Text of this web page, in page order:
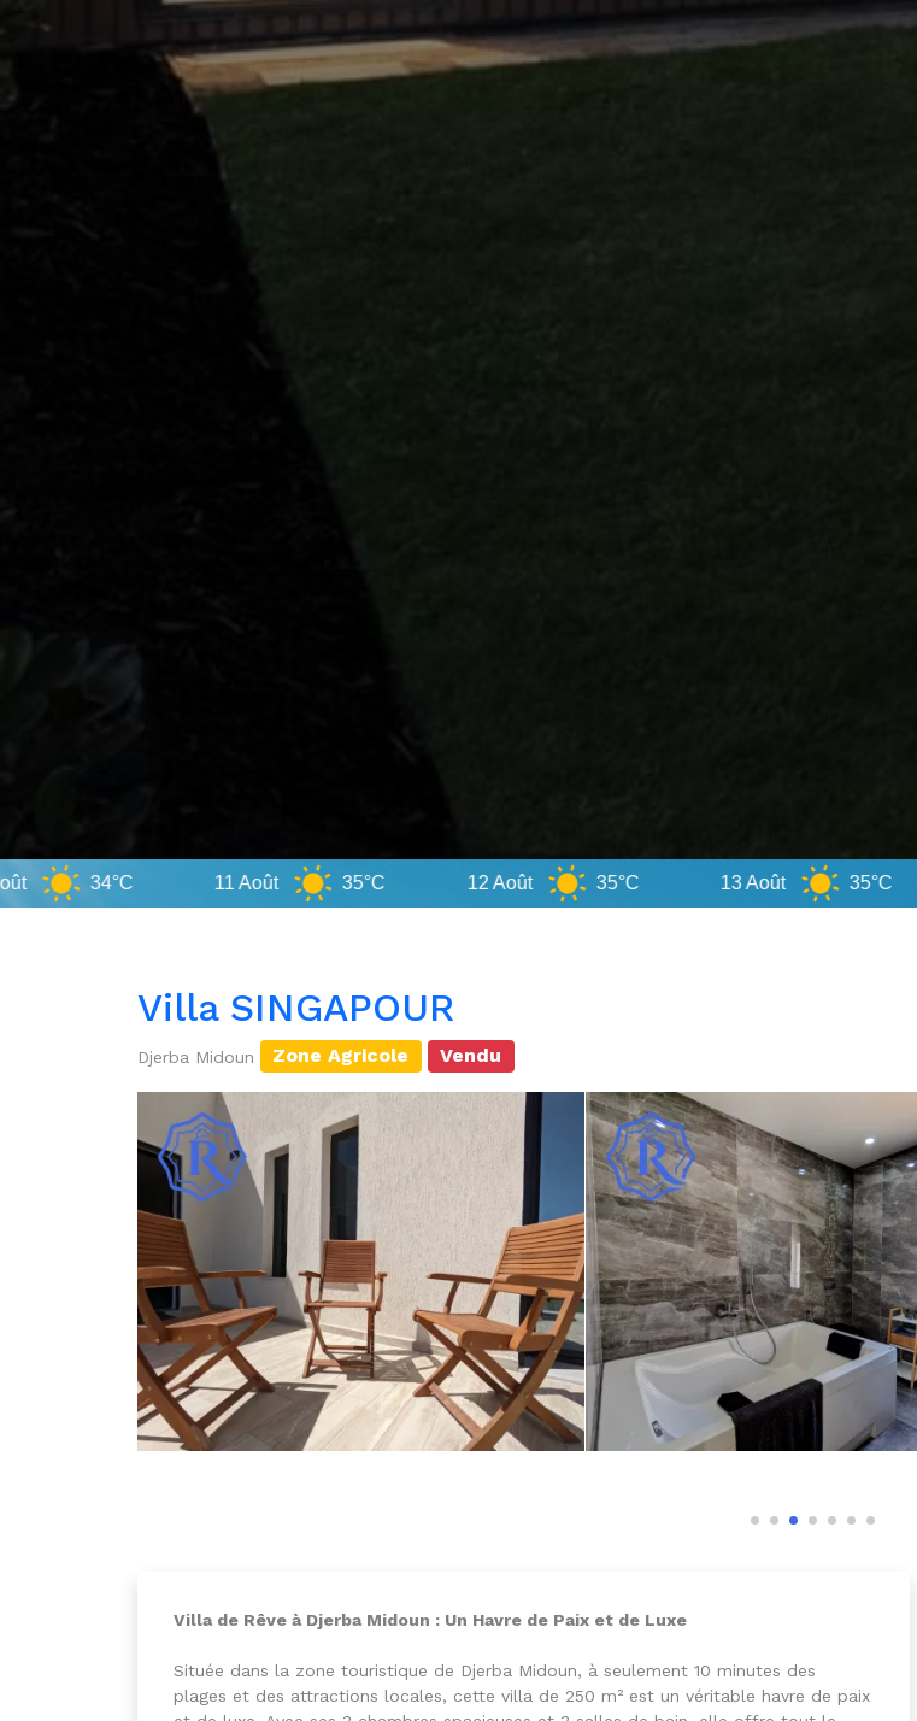
11 Août 35°C 12 Août 35°C 13 Août 35°C Djerba
Villa SINGAPOUR
Djerba Midoun Zone Agricole Vendu
Villa de Rêve à Djerba Midoun : Un Havre de Paix et de Luxe
Située dans la zone touristique de Djerba Midoun, à seulement 10 minutes des
plages et des attractions locales, cette villa de 250 m² est un véritable havre de paix